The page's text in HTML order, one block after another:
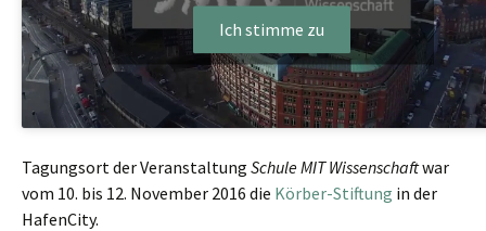
Ich stimme zu
Tagungsort der Veranstaltung Schule MIT Wissenschaftwar
vom 10. bis 12. November 2016 die Körber-Stiftung in der
HafenCity.